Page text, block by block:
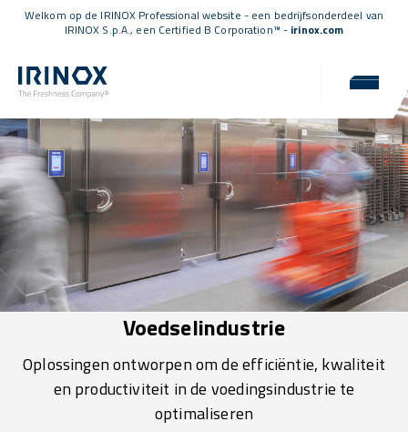
Welkom op de IRINOX Professional website - een bedrijfsonderdeel van
IRINOX S.p.A., een Certified B Corporation™ - irinox.com
Voedselindustrie
Oplossingen ontworpen om de efficiëntie, kwaliteit
en productiviteit in de voedingsindustrie te
optimaliseren